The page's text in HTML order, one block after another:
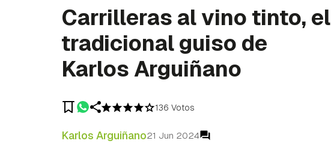
Carrilleras al vino tinto, el
tradicional guiso de
Karlos Arguiñano
136 Votos
Karlos Arguiñano21 Jun 2024